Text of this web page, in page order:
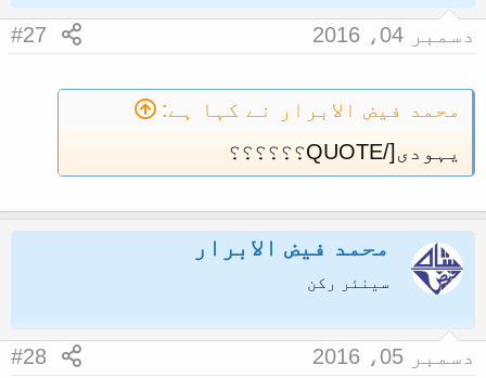
o
دسمبر 04، 2016 #27
محمد فیض الابرار نے کہا ہے:
یہودی[/QUOTE؟؟؟؟؟؟
محمد فیض الابرار
سینئر رکن
دسمبر 05، 2016 #28